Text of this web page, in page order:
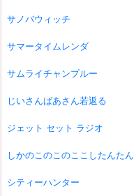
サノバウィッチ
サマータイムレンダ
サムライチャンプルー
じいさんばあさん若返る
ジェット セット ラジオ
しかのこのこのここしたんたん
シティーハンター